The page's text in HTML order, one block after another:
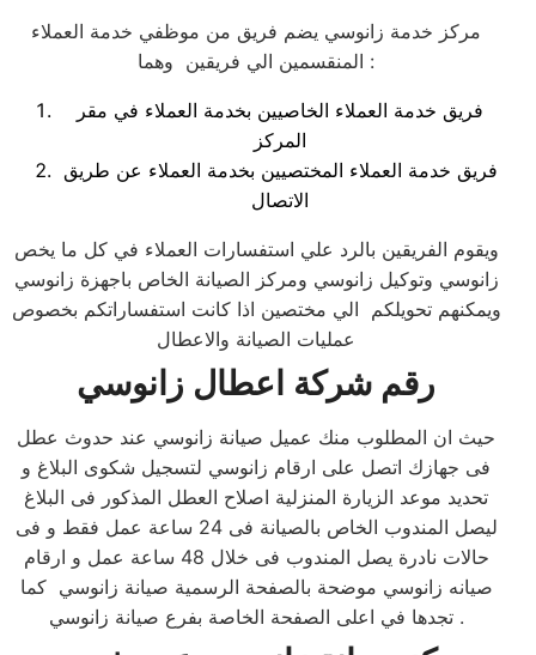
مركز خدمة زانوسي يضم فريق من موظفي خدمة العملاء
المنقسمين الي فريقين وهما :
فريق خدمة العملاء الخاصيين بخدمة العملاء في مقر
المركز
فريق خدمة العملاء المختصيين بخدمة العملاء عن طريق
الاتصال
ويقوم الفريقين بالرد علي استفسارات العملاء في كل ما يخص
زانوسي وتوكيل زانوسي ومركز الصيانة الخاص باجهزة زانوسي
ويمكنهم تحويلكم الي مختصين اذا كانت استفساراتكم بخصوص
عمليات الصيانة والاعطال
رقم شركة اعطال زانوسي
حيث ان المطلوب منك عميل صيانة زانوسي عند حدوث عطل
فى جهازك اتصل على ارقام زانوسي لتسجيل شكوى البلاغ و
تحديد موعد الزيارة المنزلية اصلاح العطل المذكور فى البلاغ
ليصل المندوب الخاص بالصيانة فى 24 ساعة عمل فقط و فى
حالات نادرة يصل المندوب فى خلال 48 ساعة عمل و ارقام
صيانه زانوسي موضحة بالصفحة الرسمية صيانة زانوسي كما
تجدها في اعلى الصفحة الخاصة بفرع صيانة زانوسي .